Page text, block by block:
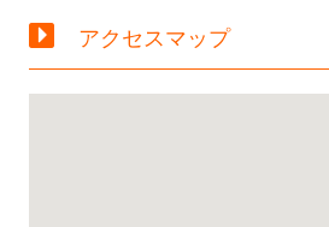
アクセスマップ